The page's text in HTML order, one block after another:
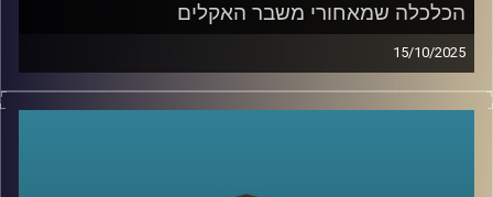
הכלכלה שמאחורי משבר האקלים
15/10/2025
בפרק של היום נדבר על אחת הסוגיות הדחופות והמשפיעות
ביותר של ימינו, משבר האקלים, אבל מזווית כלכלית. כי מאחורי